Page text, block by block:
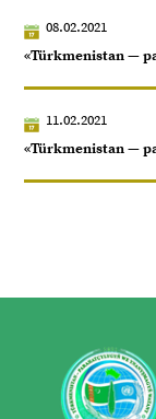
08.02.2021
«Türkmenistan —
11.02.2021
«Türkmenistan —